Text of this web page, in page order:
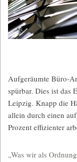
Aufgeräumte Büro-
spürbar. Dies ist das
Leipzig. Knapp die
allein durch einen
Prozent effizienter
„Was wir als